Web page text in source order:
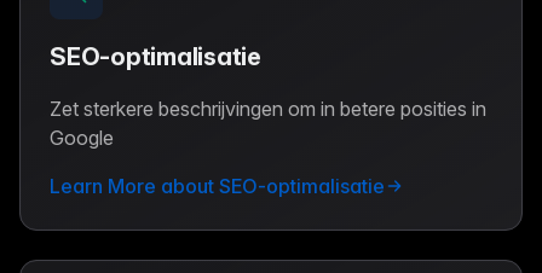
SEO-optimalisatie
Zet sterkere beschrijvingen om in betere posities in
Google
Learn More about SEO-optimalisatie